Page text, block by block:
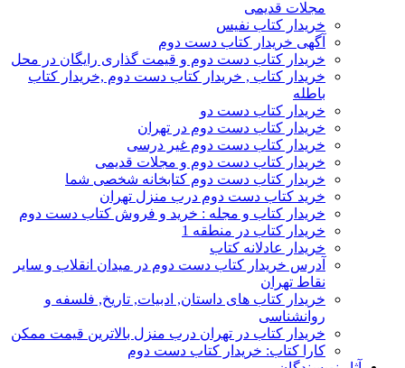
مجلات قدیمی
خریدار کتاب نفیس
آگهی خریدار کتاب دست دوم
خریدار کتاب دست دوم و قیمت گذاری رایگان در محل
خریدار کتاب , خریدار کتاب دست دوم ,خریدار کتاب
باطله
خریدار کتاب دست دو
خریدار کتاب دست دوم در تهران
خریدار کتاب دست دوم غیر درسی
خریدار کتاب دست دوم و مجلات قدیمی
خریدار کتاب دست دوم کتابخانه شخصی شما
خرید کتاب دست دوم درب منزل تهران
خریدار کتاب و مجله : خرید و فروش کتاب دست دوم
خریدار کتاب در منطقه 1
خریدار عادلانه کتاب
آدرس خریدار کتاب دست دوم در میدان انقلاب و سایر
نقاط تهران
خریدار کتاب های داستان, ادبیات, تاریخ, فلسفه و
روانشناسی
خریدار کتاب در تهران درب منزل بالاترین قیمت ممکن
کارا کتاب: خریدار کتاب دست دوم